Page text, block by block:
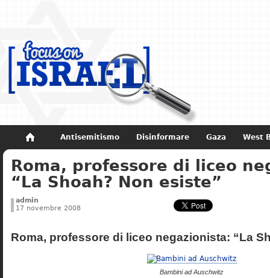
Antisemitismo Disinformare Gaza West
Non dimenticare Storia di Israele
Roma, professore di liceo
“La Shoah? Non esiste”
admin
17 novembre 2008
Roma, professore di liceo negazionista: “La
Bambini ad Auschwitz